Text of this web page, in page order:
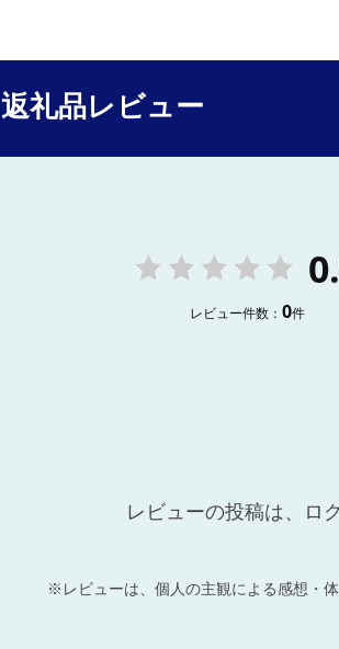
返礼品レビュー
レビュー件数： 0件
レビューの投稿は、ロ
※レビューは、個人の主観による感想・